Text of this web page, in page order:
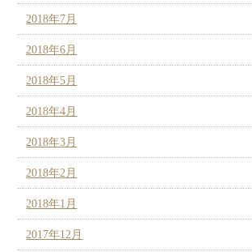
2018年7月
2018年6月
2018年5月
2018年4月
2018年3月
2018年2月
2018年1月
2017年12月